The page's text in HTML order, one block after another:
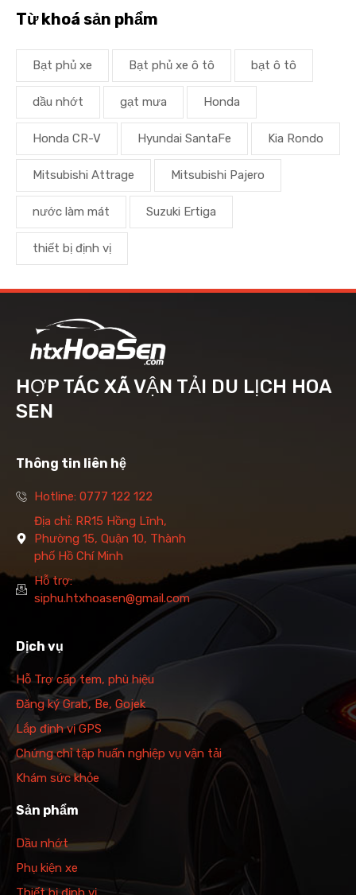
Từ khoá sản phẩm
Bạt phủ xe Bạt phủ xe ô tô bạt ô tô
dầu nhớt gạt mưa Honda
Honda CR-V Hyundai SantaFe Kia Rondo
Mitsubishi Attrage Mitsubishi Pajero
nước làm mát Suzuki Ertiga
thiết bị định vị
HỢP TÁC XÃ VẬN TẢI DU LỊCH HOA
SEN
Thông tin liên hệ
Hotline: 0777 122 122
Địa chỉ: RR15 Hồng Lĩnh,
Phường 15, Quận 10, Thành
phố Hồ Chí Minh
Hỗ trợ:
siphu.htxhoasen@gmail.com
Dịch vụ
Hỗ Trợ cấp tem, phù hiệu
Đăng ký Grab, Be, Gojek
Lắp định vị GPS
Chứng chỉ tập huấn nghiệp vụ vận tải
Khám sức khỏe
Sản phẩm
Dầu nhớt
Phụ kiện xe